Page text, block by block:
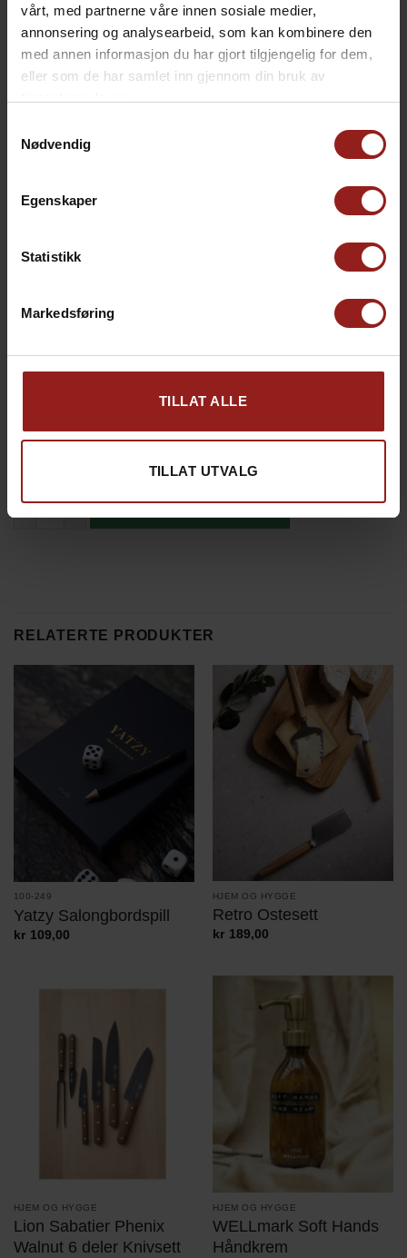
vårt, med partnerne våre innen sosiale medier,
annonsering og analysearbeid, som kan kombinere den
med annen informasjon du har gjort tilgjengelig for dem,
eller som de har samlet inn gjennom din bruk av
Nødvendig
Egenskaper
Statistikk
Markedsføring
TILLAT ALLE
TILLAT UTVALG
Julekort A antall
RELATERTE PRODUKTER
100-249
Yatzy Salongbordspill
kr 109,00
HJEM OG HYGGE
Retro Ostesett
kr 189,00
HJEM OG HYGGE
Lion Sabatier Phenix
Walnut 6 deler Knivsett
HJEM OG HYGGE
WELLmark Soft Hands
Håndkrem